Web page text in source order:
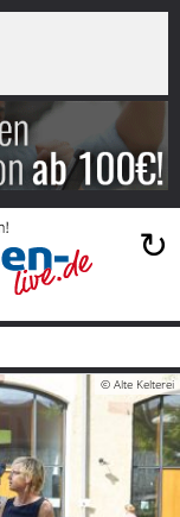
×
↻
© Alte Kelterei